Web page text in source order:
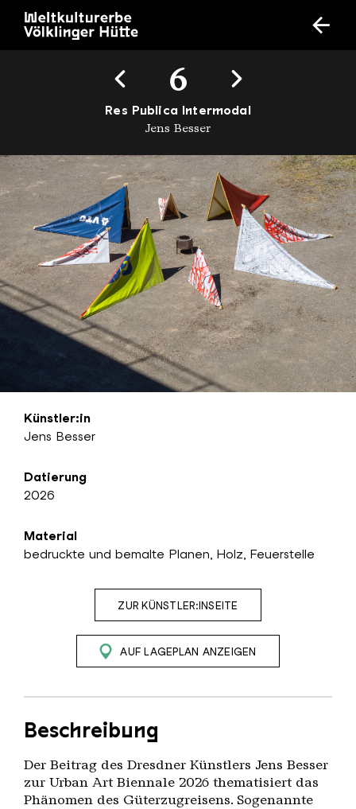
6
Res Publica Intermodal
Jens Besser
Künstler:in
Jens Besser
Datierung
2026
Material
bedruckte und bemalte Planen, Holz, Feuerstelle
ZUR KÜNSTLER:INSEITE
AUF LAGEPLAN ANZEIGEN
Beschreibung
Der Beitrag des Dresdner Künstlers Jens Besser
zur Urban Art Biennale 2026 thematisiert das
Phänomen des Güterzugreisens. Sogenannte